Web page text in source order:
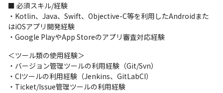
■ 必須スキル/経験
・Kotlin、Java、Swift、Objective-C等を利用したAndroidまた
はiOSアプリ開発経験
・Google PlayやApp Storeのアプリ審査対応経験
＜ツール類の使用経験＞
・バージョン管理ツールの利用経験（Git/Svn）
・CIツールの利用経験（Jenkins、GitLabCI）
・Ticket/Issue管理ツールの利用経験